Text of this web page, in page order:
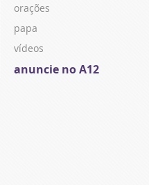
orações
papa
vídeos
anuncie no A12